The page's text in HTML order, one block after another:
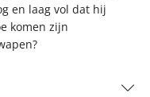
en laag vol dat hij
komen zijn